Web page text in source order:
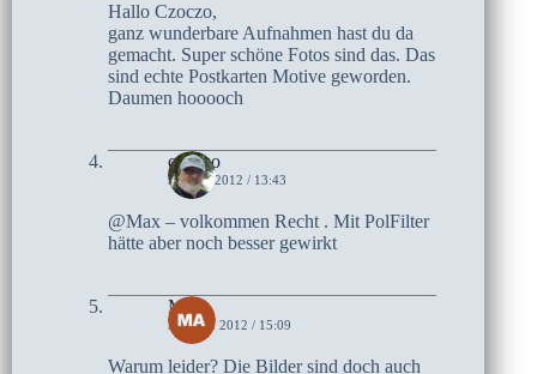
Hallo Czoczo,
ganz wunderbare Aufnahmen hast du da
gemacht. Super schöne Fotos sind das. Das
sind echte Postkarten Motive geworden.
Daumen hooooch
czoczo
5. JUNI 2012 / 13:43
@Max – volkommen Recht . Mit PolFilter
hätte aber noch besser gewirkt
Max
30. MAI 2012 / 15:09
Warum leider? Die Bilder sind doch auch